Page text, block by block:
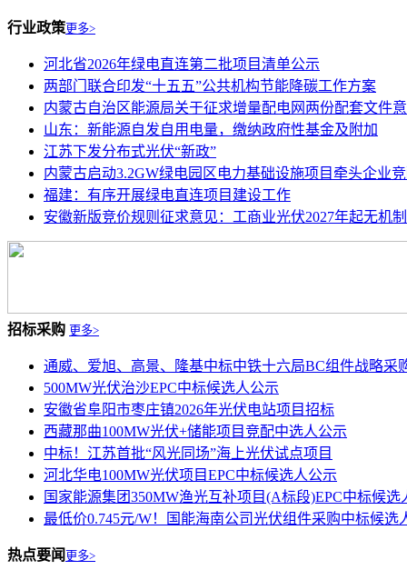
行业政策更多>
河北省2026年绿电直连第二批项目清单公示
两部门联合印发“十五五”公共机构节能降碳工作方案
内蒙古自治区能源局关于征求增量配电网两份配套文件
山东：新能源自发自用电量，缴纳政府性基金及附加
江苏下发分布式光伏“新政”
内蒙古启动3.2GW绿电园区电力基础设施项目牵头企业
福建：有序开展绿电直连项目建设工作
安徽新版竞价规则征求意见：工商业光伏2027年起无机
招标采购 更多>
通威、爱旭、高景、隆基中标中铁十六局BC组件战略采
500MW光伏治沙EPC中标候选人公示
安徽省阜阳市枣庄镇2026年光伏电站项目招标
西藏那曲100MW光伏+储能项目竞配中选人公示
中标！江苏首批“风光同场”海上光伏试点项目
河北华电100MW光伏项目EPC中标候选人公示
国家能源集团350MW渔光互补项目(A标段)EPC中标候选
最低价0.745元/W！国能海南公司光伏组件采购中标候选
热点要闻 更多>